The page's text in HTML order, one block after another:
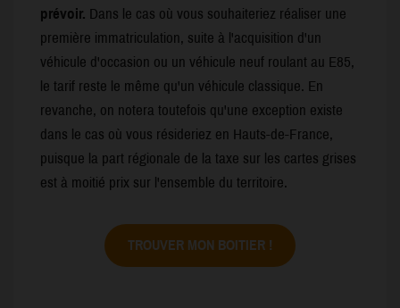
prévoir. Dans le cas où vous souhaiteriez réaliser une
première immatriculation, suite à l'acquisition d'un
véhicule d'occasion ou un véhicule neuf roulant au E85,
le tarif reste le même qu'un véhicule classique. En
revanche, on notera toutefois qu'une exception existe
dans le cas où vous résideriez en Hauts-de-France,
puisque la part régionale de la taxe sur les cartes grises
est à moitié prix sur l'ensemble du territoire.
TROUVER MON BOITIER !